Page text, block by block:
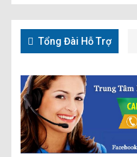
Tổng Đài Hỗ Trợ